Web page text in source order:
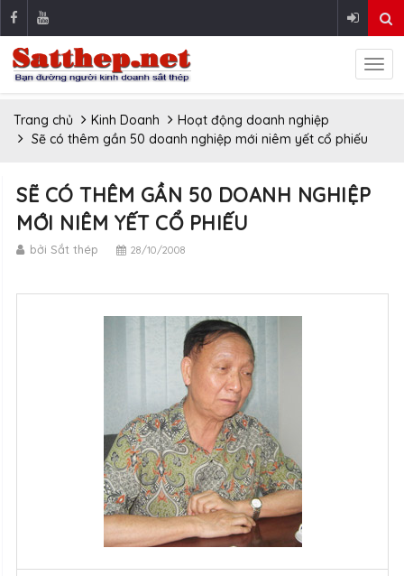
Trang chủ Kinh Doanh
Hoạt động doanh nghiệp
Sẽ có thêm gần 50 doanh nghiệp mới niêm yết cổ phiếu
SẼ CÓ THÊM GẦN 50 DOANH NGHIỆP
MỚI NIÊM YẾT CỔ PHIẾU
bởi Sắt thép 28/10/2008